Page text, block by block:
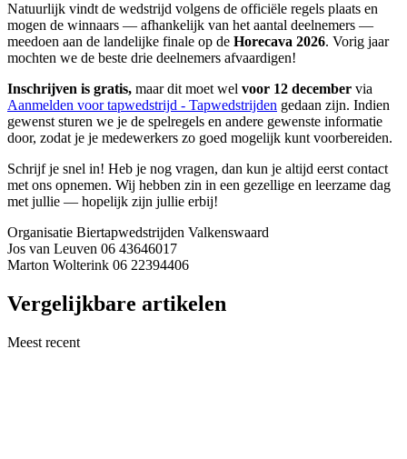
Natuurlijk vindt de wedstrijd volgens de officiële regels plaats en
mogen de winnaars — afhankelijk van het aantal deelnemers —
meedoen aan de landelijke finale op de Horecava 2026. Vorig jaar
mochten we de beste drie deelnemers afvaardigen!
Inschrijven is gratis, maar dit moet wel voor 12 december via
Aanmelden voor tapwedstrijd - Tapwedstrijden gedaan zijn. Indien
gewenst sturen we je de spelregels en andere gewenste informatie
door, zodat je je medewerkers zo goed mogelijk kunt voorbereiden.
Schrijf je snel in! Heb je nog vragen, dan kun je altijd eerst contact
met ons opnemen. Wij hebben zin in een gezellige en leerzame dag
met jullie — hopelijk zijn jullie erbij!
Organisatie Biertapwedstrijden Valkenswaard
Jos van Leuven 06 43646017
Marton Wolterink 06 22394406
Vergelijkbare artikelen
Meest recent